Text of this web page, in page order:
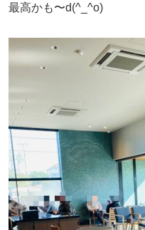
最高かも〜d(^_^o)